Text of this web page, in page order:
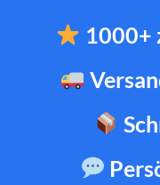
1000+